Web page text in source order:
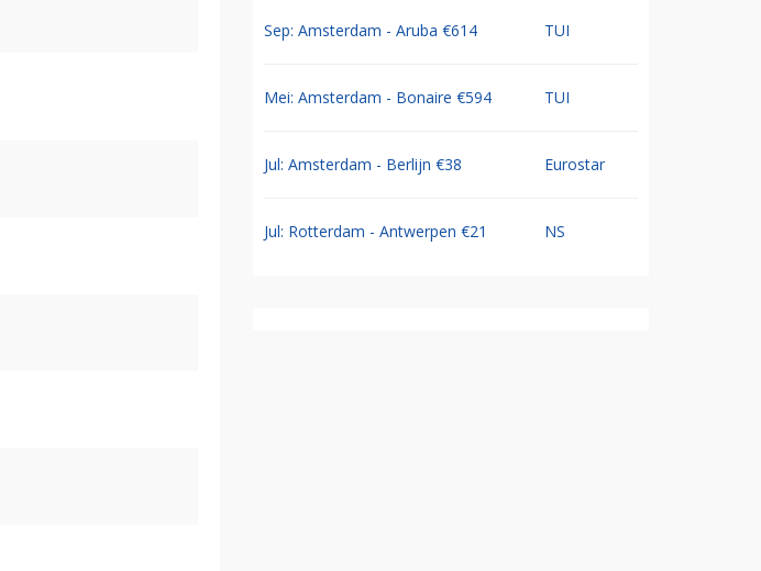
Sep: Amsterdam - Aruba €614 TUI
Mei: Amsterdam - Bonaire €594 TUI
Jul: Amsterdam - Berlijn €38 Eurostar
Jul: Rotterdam - Antwerpen €21 NS